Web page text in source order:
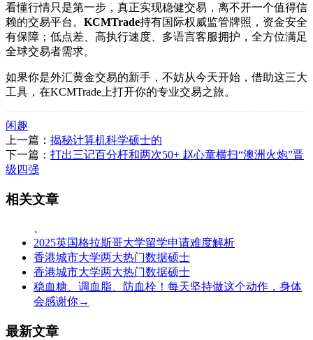
看懂行情只是第一步，真正实现稳健交易，离不开一个值得信
赖的交易平台。 KCMTrade持有国际权威监管牌照，资金安全
有保障；低点差、高执行速度、多语言客服拥护，全方位满足
全球交易者需求。
如果你是外汇黄金交易的新手，不妨从今天开始，借助这三大
工具，在KCMTrade上打开你的专业交易之旅。
闲趣
上一篇： 揭秘计算机科学硕士的
下一篇： 打出三记百分杆和两次50+ 赵心童横扫“澳洲火炮”晋
级四强
相关文章
、
2025英国格拉斯哥大学留学申请难度解析
香港城市大学两大热门数据硕士
香港城市大学两大热门数据硕士
稳血糖、调血脂、防血栓！每天坚持做这个动作，身体
会感谢你→
最新文章